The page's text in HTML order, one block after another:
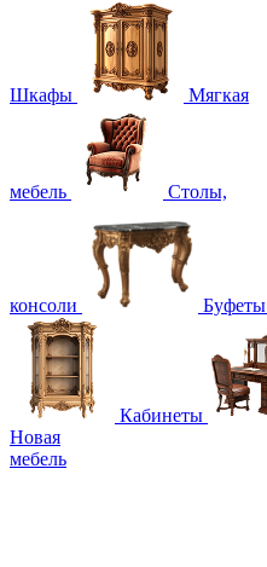
Шкафы Мягкая
мебель Столы,
консоли Буфеты
Кабинеты
Новая
мебель